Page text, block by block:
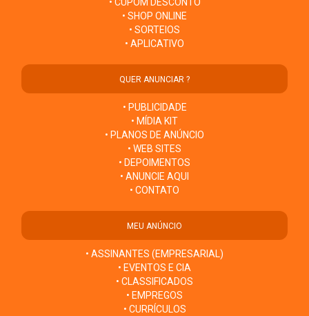
• SHOP ONLINE
• SORTEIOS
• APLICATIVO
QUER ANUNCIAR ?
• PUBLICIDADE
• MÍDIA KIT
• PLANOS DE ANÚNCIO
• WEB SITES
• DEPOIMENTOS
• ANUNCIE AQUI
• CONTATO
MEU ANÚNCIO
• ASSINANTES (EMPRESARIAL)
• EVENTOS E CIA
• CLASSIFICADOS
• EMPREGOS
• CURRÍCULOS